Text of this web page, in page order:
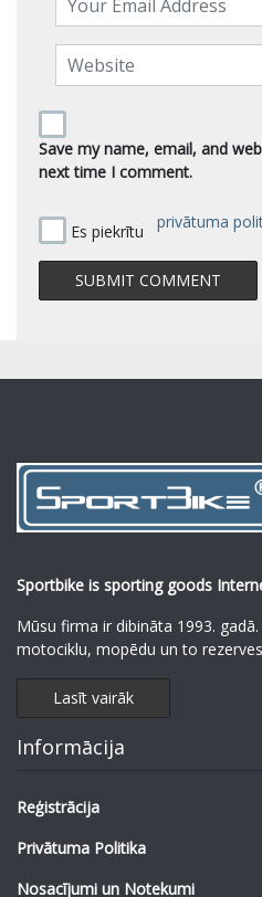
Save my name, email, and
next time I comment.
Es piekrītu privātuma
Sportbike is sporting goods
Mūsu firma ir dibināta 1993.
motociklu, mopēdu un to
Lasīt vairāk
Informācija
Reģistrācija
Privātuma Politika
Nosacījumi un Notekumi